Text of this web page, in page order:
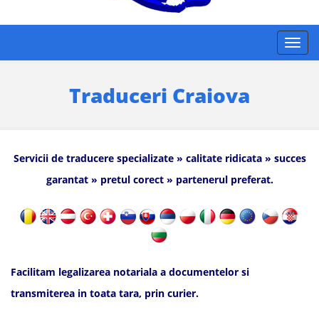
Traduceri Craiova
Servicii de traducere specializate » calitate ridicata » succes
garantat » pretul corect » partenerul preferat.
Facilitam legalizarea notariala a documentelor si
transmiterea in toata tara, prin curier.